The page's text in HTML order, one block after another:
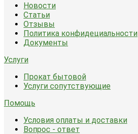
Новости
Статьи
Отзывы
Политика конфидециальности
Документы
Услуги
Прокат бытовой
Услуги сопутствующие
Помощь
Условия оплаты и доставки
Вопрос - ответ